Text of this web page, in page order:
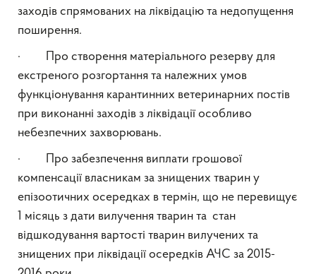
заходів спрямованих на ліквідацію та недопущення
поширення.
· Про створення матеріального резерву для
екстреного розгортання та належних умов
функціонування карантинних ветеринарних постів
при виконанні заходів з ліквідації особливо
небезпечних захворювань.
· Про забезпечення виплати грошової
компенсації власникам за знищених тварин у
епізоотичних осередках в термін, що не перевищує
1 місяць з дати вилучення тварин та стан
відшкодування вартості тварин вилучених та
знищених при ліквідації осередків АЧС за 2015-